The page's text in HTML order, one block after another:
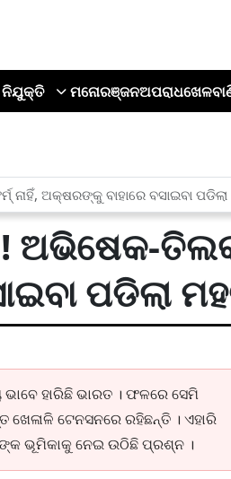
ନିଯୁକ୍ତି ମନୋରଞ୍ଜନଅପରାଧଖେଳ
ଅକ୍ଷରଙ୍କୁ ବାହାରେ ବସାଇବା
! ଅଭିଷେକ-
ପଡିଲା
ହାରିଛି ଭାରତ । ଫଳରେ ସେମି
ଖେଳାଳି ଟେନସନରେ ରହିଛନ୍ତି । ଏହାରି
ଭୂମିକାକୁ ନେଇ ଉଠିଛି ପ୍ରଶ୍ନ ।